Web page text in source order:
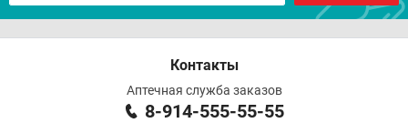
Контакты
Аптечная служба заказов
8-914-555-55-55